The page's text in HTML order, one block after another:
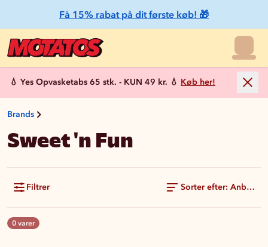
Få 15% rabat på dit første køb! 🎁
💧 Yes Opvasketabs 65 stk. - KUN 49 kr. 💧 Køb her!
Brands
Sweet 'n Fun
Filtrer Sorter efter:
0 varer